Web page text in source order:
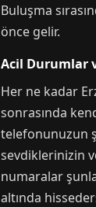
Buluşma
önce gelir.
Acil Durumlar
Her ne kadar
sonrasında
telefonunuzun
sevdiklerinizin
numaralar
altında